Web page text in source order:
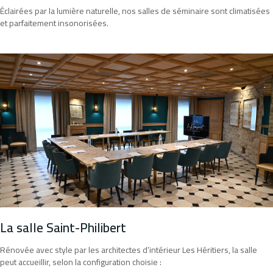
Éclairées par la lumière naturelle, nos salles de séminaire sont climatisées
et parfaitement insonorisées.
La salle Saint-Philibert
Rénovée avec style par les architectes d’intérieur Les Héritiers, la salle
peut accueillir, selon la configuration choisie :